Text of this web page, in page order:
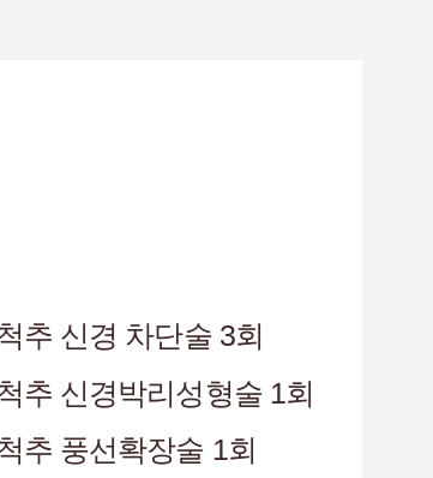
추 신경 차단술 3회
추 신경박리성형술 1회
추 풍선확장술 1회